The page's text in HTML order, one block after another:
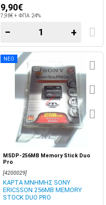
9,90€
7,98€ + ΦΠΑ 24%
− +
ΝΕΟ
MSDP-256MB Memory Stick Duo
Pro
[4200029]
ΚΑΡΤΑ ΜΝΗΜΗΣ SONY
ERICSSON 256MB MEMORY
STOCK DUO PRO